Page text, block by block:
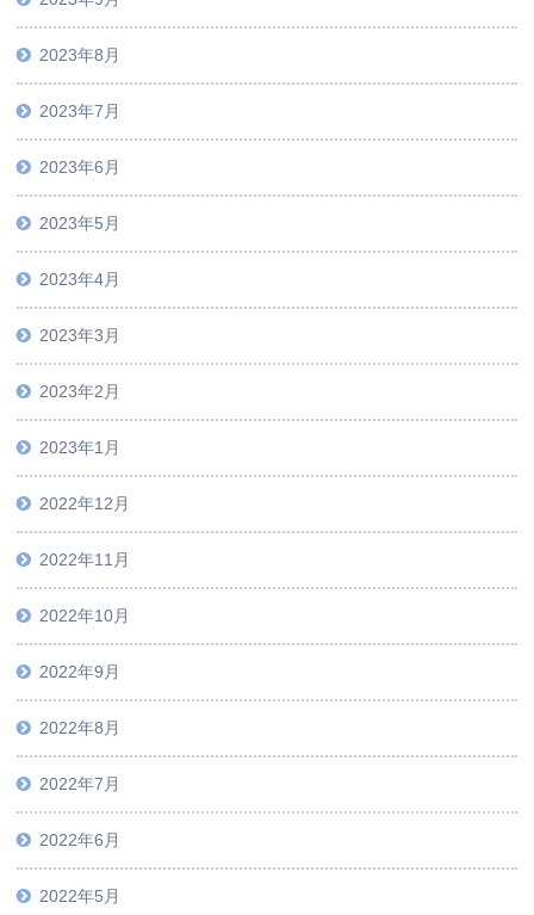
2023年8月
2023年7月
2023年6月
2023年5月
2023年4月
2023年3月
2023年2月
2023年1月
2022年12月
2022年11月
2022年10月
2022年9月
2022年8月
2022年7月
2022年6月
2022年5月